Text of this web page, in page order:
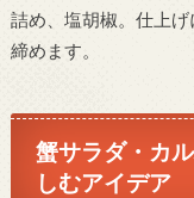
詰め、塩胡椒。仕上
締めます。
蟹サラダ・カ
しむアイデア